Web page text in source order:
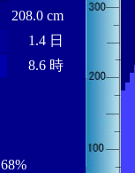
208.0 cm
1.4 日
8.6 時
68%